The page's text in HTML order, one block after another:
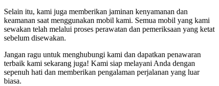
Selain itu, kami juga memberikan jaminan kenyamanan dan
keamanan saat menggunakan mobil kami. Semua mobil yang kami
sewakan telah melalui proses perawatan dan pemeriksaan yang ketat
sebelum disewakan.
Jangan ragu untuk menghubungi kami dan dapatkan penawaran
terbaik kami sekarang juga! Kami siap melayani Anda dengan
sepenuh hati dan memberikan pengalaman perjalanan yang luar
biasa.